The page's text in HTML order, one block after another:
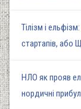
Тілізм і
стартапів, або
НЛО як прояв
нордичні